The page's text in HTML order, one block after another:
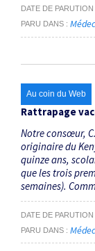
DATE DE PARUTION
PARU DANS
Au coin du Web
Rattrapage
Notre consœur,
originaire du
quinze ans,
que les trois
semaines).
DATE DE PARUTION
PARU DANS